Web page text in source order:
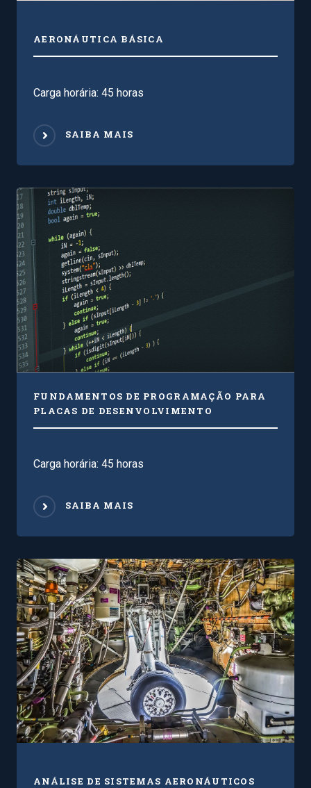
AERONÁUTICA BÁSICA
Carga horária: 45 horas
SAIBA MAIS
FUNDAMENTOS DE PROGRAMAÇÃO PARA
PLACAS DE DESENVOLVIMENTO
Carga horária: 45 horas
SAIBA MAIS
ANÁLISE DE SISTEMAS AERONÁUTICOS